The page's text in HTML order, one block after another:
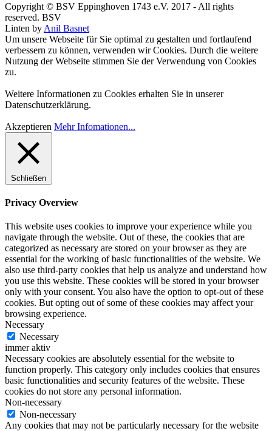
Copyright © BSV Eppinghoven 1743 e.V. 2017 - All rights
reserved. BSV
Linten by Anil Basnet
Um unsere Webseite für Sie optimal zu gestalten und fortlaufend
verbessern zu können, verwenden wir Cookies. Durch die weitere
Nutzung der Webseite stimmen Sie der Verwendung von Cookies
zu.
Weitere Informationen zu Cookies erhalten Sie in unserer
Datenschutzerklärung.
Akzeptieren Mehr Infomationen...
Schließen
Privacy Overview
This website uses cookies to improve your experience while you
navigate through the website. Out of these, the cookies that are
categorized as necessary are stored on your browser as they are
essential for the working of basic functionalities of the website. We
also use third-party cookies that help us analyze and understand how
you use this website. These cookies will be stored in your browser
only with your consent. You also have the option to opt-out of these
cookies. But opting out of some of these cookies may affect your
browsing experience.
Necessary
Necessary
immer aktiv
Necessary cookies are absolutely essential for the website to
function properly. This category only includes cookies that ensures
basic functionalities and security features of the website. These
cookies do not store any personal information.
Non-necessary
Non-necessary
Any cookies that may not be particularly necessary for the website